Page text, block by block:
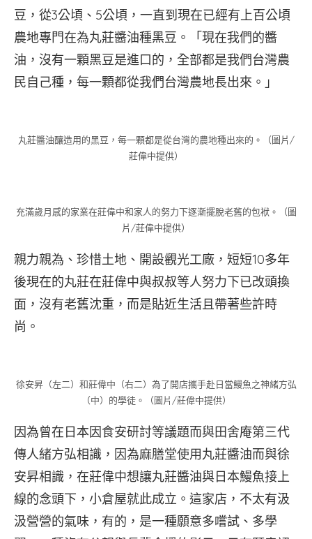
豆，從3公頃、5公頃，一直到現在已經有上百公頃
農地專門在為丸莊醬油種黑豆。「現在我們的醬
油，沒有一顆黑豆是進口的，全部都是我們台灣農
民自己種，每一顆都從我們台灣農地長出來。」
丸莊醬油釀造用的黑豆，每一顆都是從台灣的農地種出來的。（圖片∕
莊偉中提供）
充滿歲月感的家業在莊偉中和家人的努力下逐漸擺脫老舊的包袱。（圖
片∕莊偉中提供）
親力親為、珍惜土地、開設觀光工廠，短短10多年
後現在的丸莊在莊偉中與叔叔等人努力下已改頭換
面，沒有老舊沈重，而是貼近生活且帶著些許時
尚。
徐安昇（左二）和莊偉中（右二）為了開店攜手赴日當鰻魚之神緒方弘
（中）的學徒。（圖片∕莊偉中提供）
因為曾在日本因食安研討等議題而與田舍庵第三代
傳人緒方弘相識，因為麻膳堂使用丸莊醬油而與徐
安昇相識，在莊偉中想讓丸莊醬油與日本鰻魚接上
線的念頭下，小倉屋就此成立。這家店，不太有汲
汲營營的氣味，有的，是一種願意多嚐試、多學